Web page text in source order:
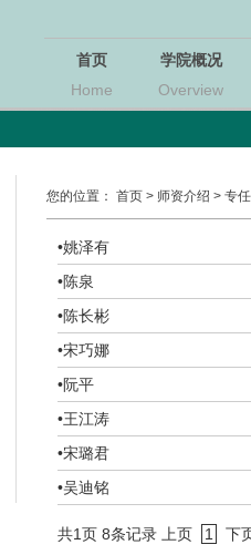
首页
Home
学院概况
Overview
您的位置： 首页 > 师资介绍 > 专
•姚泽有
•陈泉
•陈长彬
•宋巧娜
•阮平
•王江涛
•宋璐君
•吴迪铭
共1页 8条记录 上页 1 下